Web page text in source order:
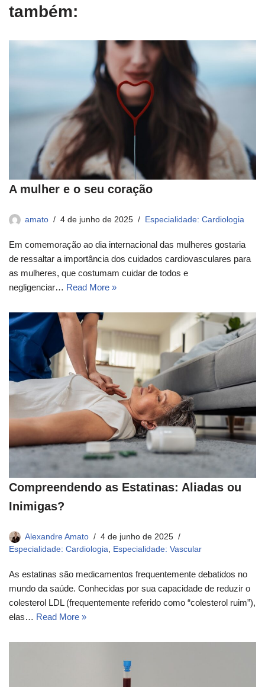
também:
A mulher e o seu coração
amato 4 de junho de 2025 Especialidade: Cardiologia
Em comemoração ao dia internacional das mulheres gostaria
de ressaltar a importância dos cuidados cardiovasculares para
as mulheres, que costumam cuidar de todos e
negligenciar… Read More »
Compreendendo as Estatinas: Aliadas ou
Inimigas?
Alexandre Amato
4 de junho de 2025
Especialidade: Cardiologia
Especialidade: Vascular
As estatinas são medicamentos frequentemente debatidos no
mundo da saúde. Conhecidas por sua capacidade de reduzir o
colesterol LDL (frequentemente referido como “colesterol ruim”),
elas… Read More »